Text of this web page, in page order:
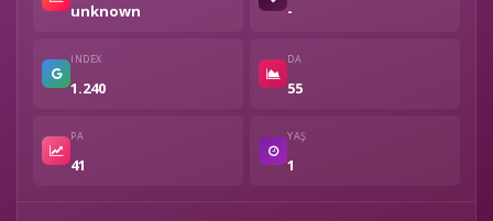
unknown -
INDEX
1.240
DA
55
PA
41
YAŞ
1